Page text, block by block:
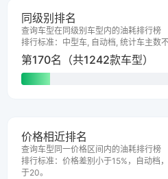
同级别排名
查询车型在同级别车型内的油耗排行榜
排行标准：中型车, 自动档, 统计车主数
第170名（共1242款车型）
价格相近排名
查询车型同一价格区间内的油耗排行榜
排行标准：价格差别小于15%，自动档
于20。